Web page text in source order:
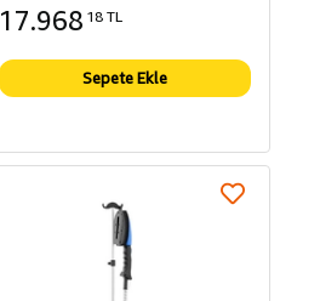
Makinesi
17.968 18 TL
Sepete Ekle